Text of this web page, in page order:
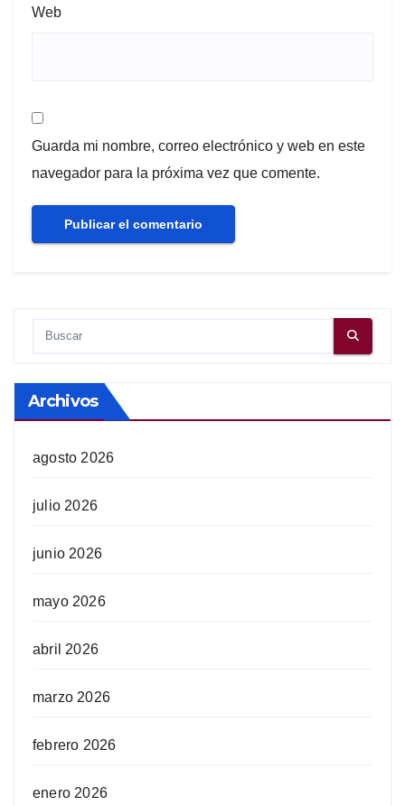
Web
Guarda mi nombre, correo electrónico y web en este
navegador para la próxima vez que comente.
Archivos
agosto 2026
julio 2026
junio 2026
mayo 2026
abril 2026
marzo 2026
febrero 2026
enero 2026